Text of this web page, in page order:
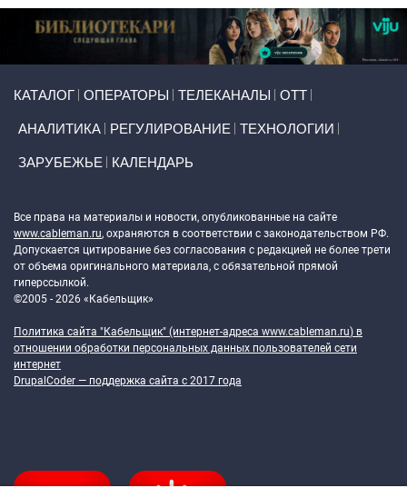
КАТАЛОГ ОПЕРАТОРЫ ТЕЛЕКАНАЛЫ ОТТ
АНАЛИТИКА РЕГУЛИРОВАНИЕ ТЕХНОЛОГИИ
ЗАРУБЕЖЬЕ КАЛЕНДАРЬ
Все права на материалы и новости, опубликованные на сайте
www.cableman.ru, охраняются в соответствии с законодательством РФ.
Допускается цитирование без согласования с редакцией не более трети
от объема оригинального материала, с обязательной прямой
гиперссылкой.
©2005 - 2026 «Кабельщик»
Политика сайта "Кабельщик" (интернет-адреса www.cableman.ru) в
отношении обработки персональных данных пользователей сети
интернет
DrupalCoder — поддержка сайта c 2017 года